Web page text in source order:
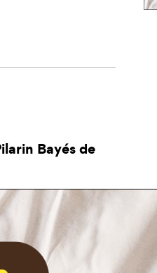
Bayés de